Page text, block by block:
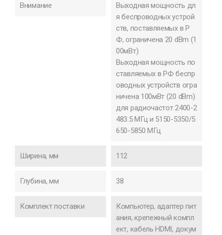
Внимание
Выходная мощность дл
я беспроводных устрой
ств, поставляемых в Р
Ф, ограничена 20 dBm (1
00мВт)
Выходная мощность по
ставляемых в РФ беспр
оводных устройств огра
ничена 100мВт (20 dBm)
для радиочастот 2400-2
483.5 МГц и 5150-5350/5
650-5850 МГц
Ширина, мм 112
Глубина, мм 38
Комплект поставки
Компьютер, адаптер пит
ания, крепежный компл
ект, кабель HDMI, докум